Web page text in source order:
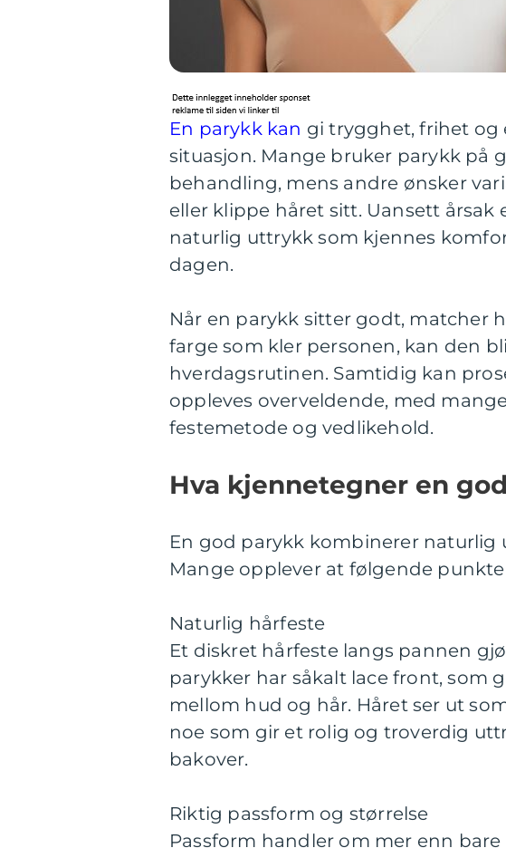
En parykk kan gi trygghet, frihet og
situasjon. Mange bruker parykk på
behandling, mens andre ønsker
eller klippe håret sitt. Uansett årsak
naturlig uttrykk som kjennes
dagen.
Når en parykk sitter godt, matcher
farge som kler personen, kan den
hverdagsrutinen. Samtidig kan
oppleves overveldende, med
festemetode og vedlikehold.
Hva kjennetegner en
En god parykk kombinerer naturlig
Mange opplever at følgende
Naturlig hårfeste
Et diskret hårfeste langs pannen
parykker har såkalt lace front, som
mellom hud og hår. Håret ser ut
noe som gir et rolig og troverdig
bakover.
Riktig passform og størrelse
Passform handler om mer enn